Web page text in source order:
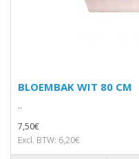
BLOEMBAK WIT 80 CM
..
7,50€
Excl. BTW: 6,20€